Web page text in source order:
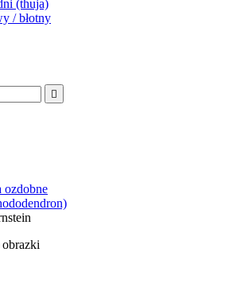
(thuja)
/ błotny
